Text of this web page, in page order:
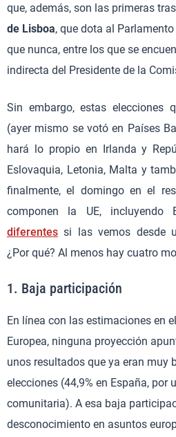
que, además, son las primeras
de Lisboa, que dota al
que nunca, entre los que se
indirecta del Presidente de la
Sin embargo, estas elecciones
(ayer mismo se votó en Países
hará lo propio en Irlanda y
Eslovaquia, Letonia, Malta y
finalmente, el domingo en el
componen la UE, incluyendo
diferentes si las vemos desde
¿Por qué? Al menos hay cuatro
1. Baja participación
En línea con las estimaciones en
Europea, ninguna proyección
unos resultados que ya eran muy
elecciones (44,9% en España, por
comunitaria). A esa baja
desconocimiento en asuntos